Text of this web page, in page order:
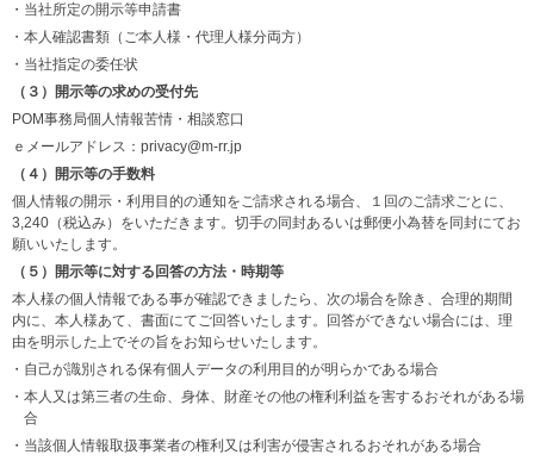
・当社所定の開示等申請書
・本人確認書類（ご本人様・代理人様分両方）
・当社指定の委任状
（３）開示等の求めの受付先
POM事務局個人情報苦情・相談窓口
ｅメールアドレス：privacy@m-rr.jp
（４）開示等の手数料
個人情報の開示・利用目的の通知をご請求される場合、１回のご請求ごとに、
3,240（税込み）をいただきます。切手の同封あるいは郵便小為替を同封にてお
願いいたします。
（５）開示等に対する回答の方法・時期等
本人様の個人情報である事が確認できましたら、次の場合を除き、合理的期間
内に、本人様あて、書面にてご回答いたします。回答ができない場合には、理
由を明示した上でその旨をお知らせいたします。
・自己が識別される保有個人データの利用目的が明らかである場合
・本人又は第三者の生命、身体、財産その他の権利利益を害するおそれがある場
合
・当該個人情報取扱事業者の権利又は利害が侵害されるおそれがある場合